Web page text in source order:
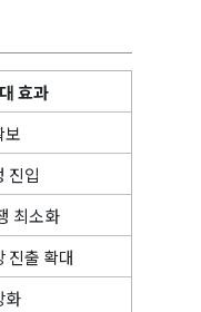
효과
보
진입
최소화
진출 확대
화